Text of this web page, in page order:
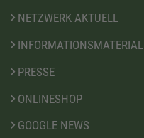
NETZWERK AKTUELL
INFORMATIONSMATERIAL
PRESSE
ONLINESHOP
GOOGLE NEWS